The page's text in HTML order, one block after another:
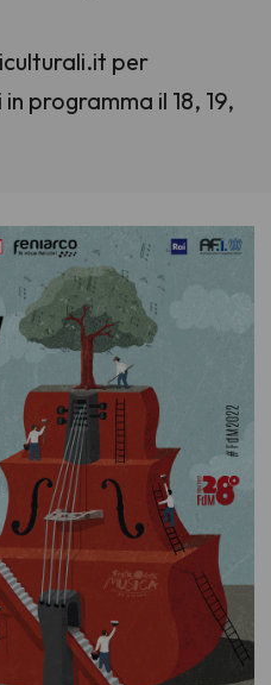
per
programma il 18, 19,